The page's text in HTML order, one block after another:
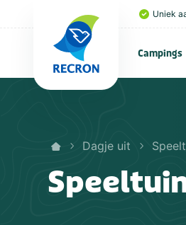
Uniek
Campings
Dagje uit